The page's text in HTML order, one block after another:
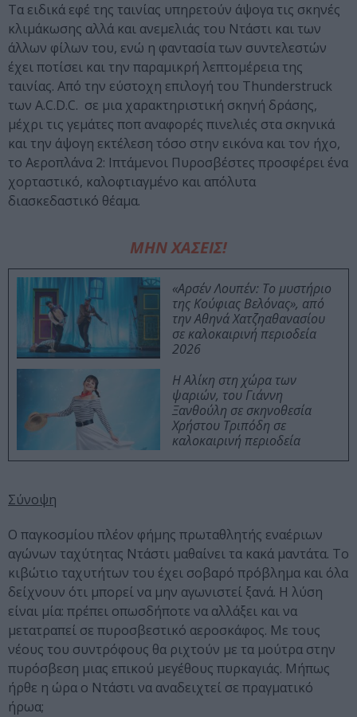
Τα ειδικά εφέ της ταινίας υπηρετούν άψογα τις σκηνές
κλιμάκωσης αλλά και ανεμελιάς του Ντάστι και των
άλλων φίλων του, ενώ η φαντασία των συντελεστών
έχει ποτίσει και την παραμικρή λεπτομέρεια της
ταινίας. Από την εύστοχη επιλογή του Thunderstruck
των A.C.D.C. σε μια χαρακτηριστική σκηνή δράσης,
μέχρι τις γεμάτες ποπ αναφορές πινελιές στα σκηνικά
και την άψογη εκτέλεση τόσο στην εικόνα και τον ήχο,
το Αεροπλάνα 2: Ιπτάμενοι Πυροσβέστες προσφέρει ένα
χορταστικό, καλοφτιαγμένο και απόλυτα
διασκεδαστικό θέαμα.
ΜΗΝ ΧΑΣΕΙΣ!
«Αρσέν Λουπέν: Το μυστήριο
της Κούφιας Βελόνας», από
την Αθηνά Χατζηαθανασίου
σε καλοκαιρινή περιοδεία
2026
Η Αλίκη στη χώρα των
ψαριών, του Γιάννη
Ξανθούλη σε σκηνοθεσία
Χρήστου Τριπόδη σε
καλοκαιρινή περιοδεία
Σύνοψη
O παγκοσμίου πλέον φήμης πρωταθλητής εναέριων
αγώνων ταχύτητας Ντάστι μαθαίνει τα κακά μαντάτα. Το
κιβώτιο ταχυτήτων του έχει σοβαρό πρόβλημα και όλα
δείχνουν ότι μπορεί να μην αγωνιστεί ξανά. Η λύση
είναι μία: πρέπει οπωσδήποτε να αλλάξει και να
μετατραπεί σε πυροσβεστικό αεροσκάφος. Με τους
νέους του συντρόφους θα ριχτούν με τα μούτρα στην
πυρόσβεση μιας επικού μεγέθους πυρκαγιάς. Μήπως
ήρθε η ώρα ο Ντάστι να αναδειχτεί σε πραγματικό
ήρωα;